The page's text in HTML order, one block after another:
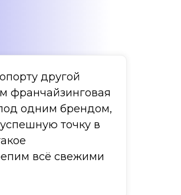
другой
франчайзинговая
одним брендом,
точку в
всё свежими